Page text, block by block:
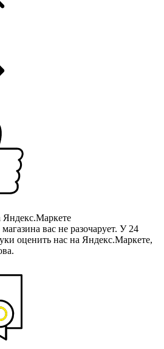
Яндекс.Маркете
вас не разочарует. У 24
оценить нас на Яндекс.Маркете,